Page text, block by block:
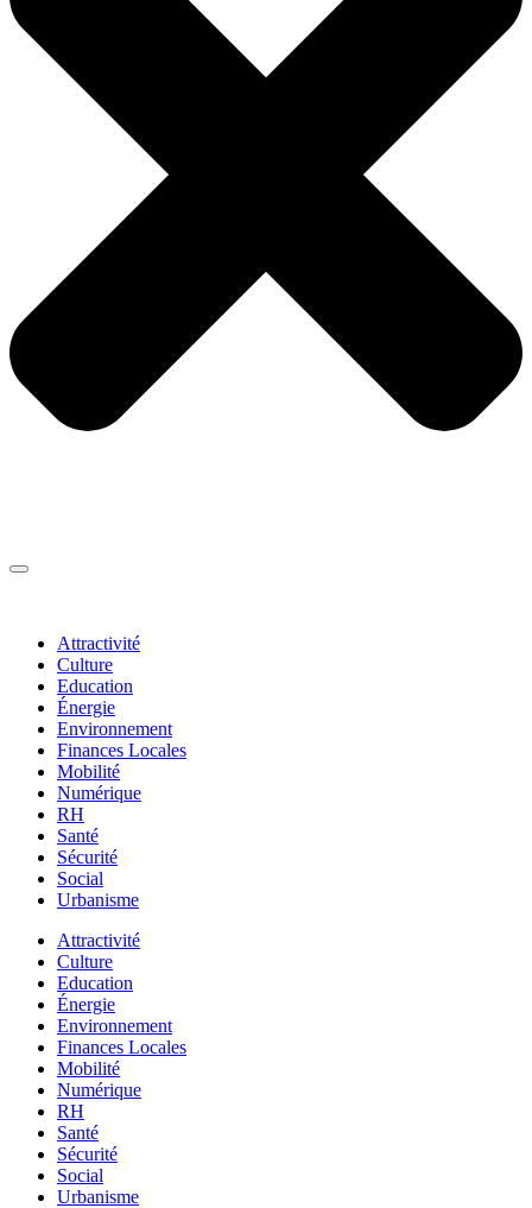
Attractivité
Culture
Education
Énergie
Environnement
Finances Locales
Mobilité
Numérique
RH
Santé
Sécurité
Social
Urbanisme
Attractivité
Culture
Education
Énergie
Environnement
Finances Locales
Mobilité
Numérique
RH
Santé
Sécurité
Social
Urbanisme